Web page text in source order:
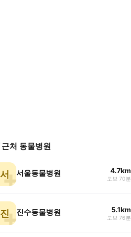
근처 동물병원
서 서울동물병원 4.7km
도보 70분
진 진수동물병원 5.1km
도보 76분